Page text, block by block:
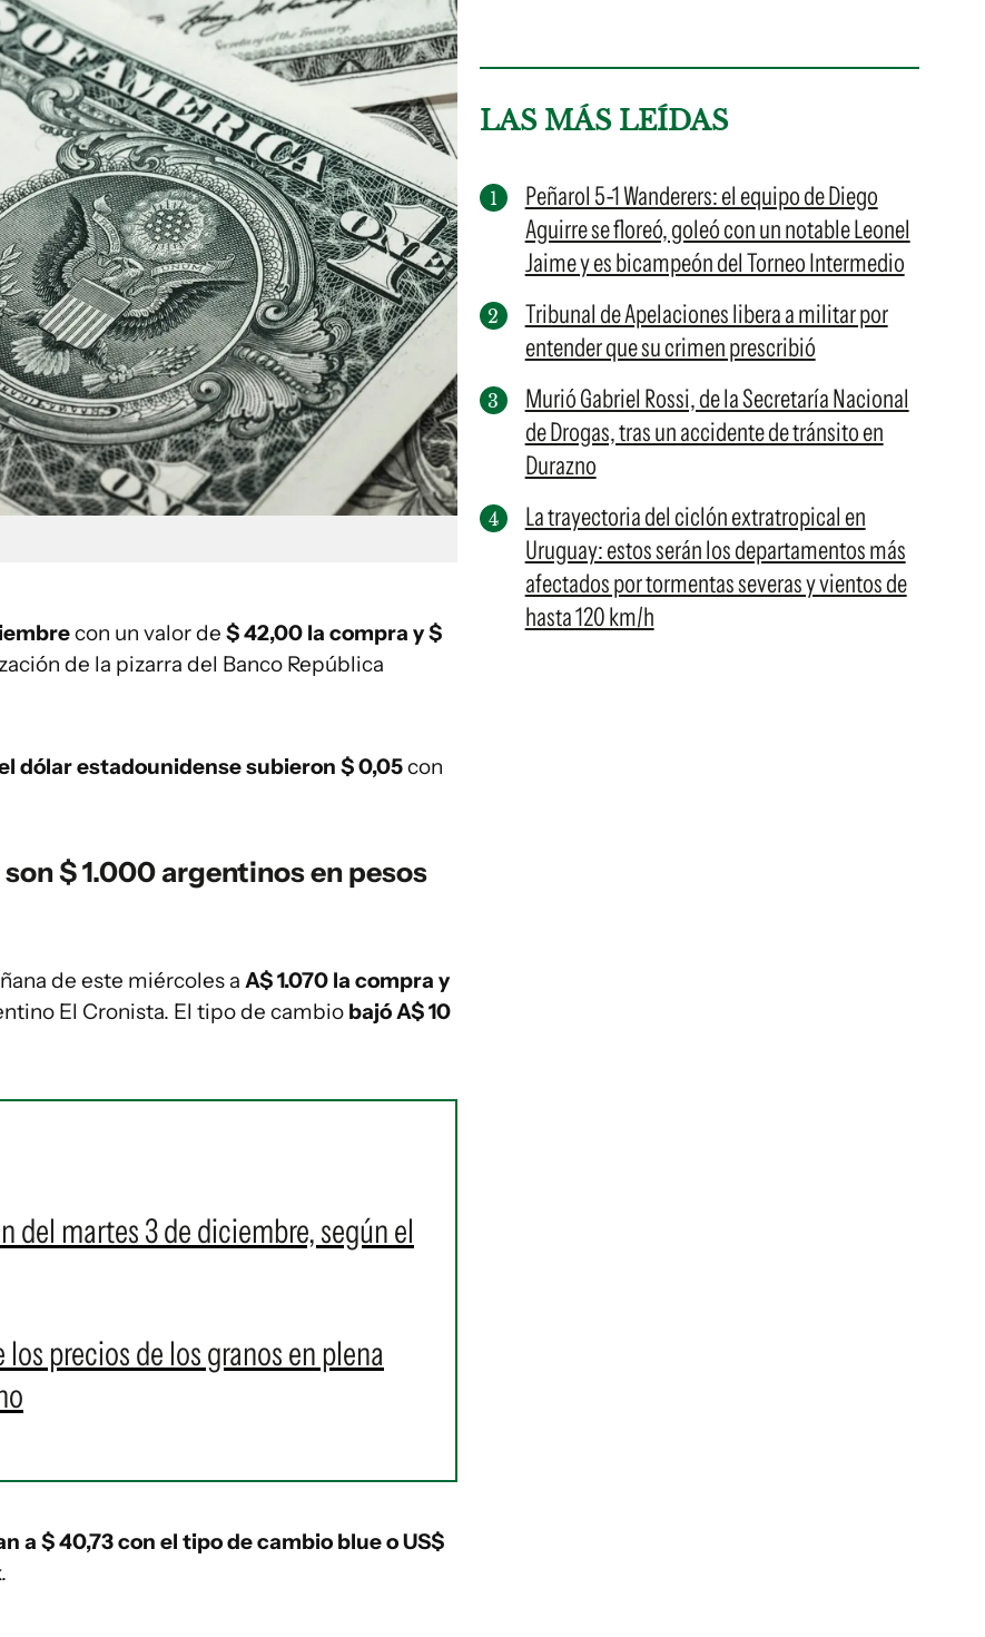
con un valor de $ 42,00 la compra y $
de la pizarra del Banco República
dólar estadounidense subieron $ 0,05con
$ 1.000 argentinos en pesos
de este miércoles a A$ 1.070 la compra y
El Cronista. El tipo de cambio bajó A$ 10
del martes 3 de diciembre, según el
precios de los granos en plena
a $ 40,73 con el tipo de cambio blue o US$
LAS MÁS LEÍDAS
Peñarol 5-1 Wanderers: el equipo de Diego
Aguirre se floreó, goleó con un notable Leonel
Jaime y es bicampeón del Torneo Intermedio
Tribunal de Apelaciones libera a militar por
entender que su crimen prescribió
Murió Gabriel Rossi, de la Secretaría Nacional
de Drogas, tras un accidente de tránsito en
Durazno
La trayectoria del ciclón extratropical en
Uruguay: estos serán los departamentos más
afectados por tormentas severas y vientos de
hasta 120 km/h